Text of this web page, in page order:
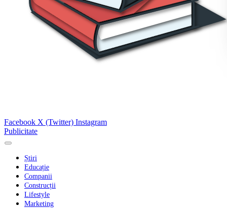
Facebook X (Twitter) Instagram
Publicitate
Știri
Educație
Companii
Construcții
Lifestyle
Marketing